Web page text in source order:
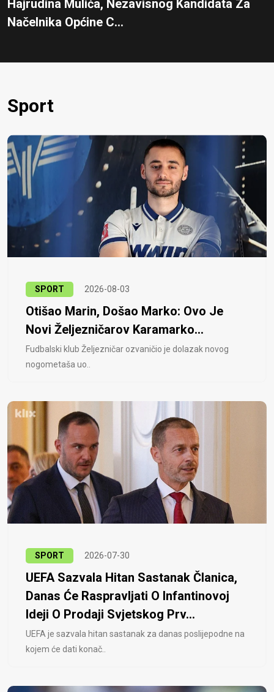
Hajrudina Mulića, Nezavisnog Kandidata Za
Načelnika Općine C...
Sport
SPORT 2026-08-03
Otišao Marin, Došao Marko: Ovo Je
Novi Željezničarov Karamarko...
Fudbalski klub Željezničar ozvaničio je dolazak novog
nogometaša uo..
SPORT 2026-07-30
UEFA Sazvala Hitan Sastanak Članica,
Danas Će Raspravljati O Infantinovoj
Ideji O Prodaji Svjetskog Prv...
UEFA je sazvala hitan sastanak za danas poslijepodne na
kojem će dati konač..